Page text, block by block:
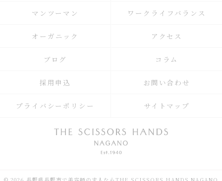
マンツーマン ワークライフバランス
オーガニック アクセス
ブログ コラム
採用申込 お問い合わせ
プライバシーポリシー サイトマップ